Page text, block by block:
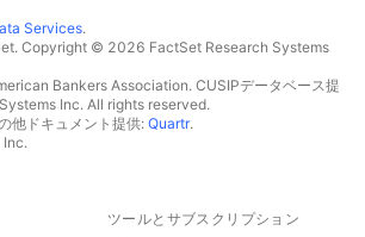
Services.
Copyright © 2026 FactSet Research Systems
Bankers Association. CUSIPデータベース提
Inc. All rights reserved.
他ドキュメント提供: Quartr.
ツールとサブスクリプション